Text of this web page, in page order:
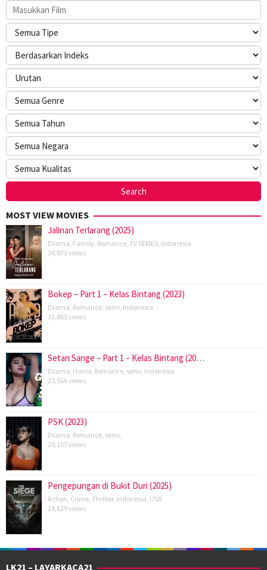
MOST VIEW MOVIES
Jalinan Terlarang (2025)
Drama Family Romance TV SERIES Indonesia
38,973 views
Bokep – Part 1 – Kelas Bintang (2023)
Drama Romance semi Indonesia
31,865 views
Setan Sange – Part 1 – Kelas Bintang (20…
Drama Horror, Romance semi Indonesia
23,566 views
PSK (2023)
Drama Romance semi
20,157 views
Pengepungan di Bukit Duri (2025)
Action Crime Thriller, Indonesia USA
19,129 views
LK21 – LAYARKACA21